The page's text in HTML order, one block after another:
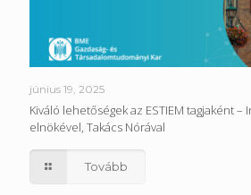
június 19, 2025
Kiváló lehetőségek az ESTIEM tagjaként –
elnökével, Takács Nórával
Tovább